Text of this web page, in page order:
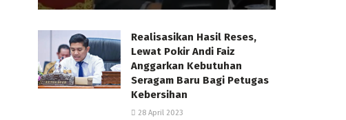
Realisasikan Hasil Reses,
Lewat Pokir Andi Faiz
Anggarkan Kebutuhan
Seragam Baru Bagi Petugas
Kebersihan
28 April 2023